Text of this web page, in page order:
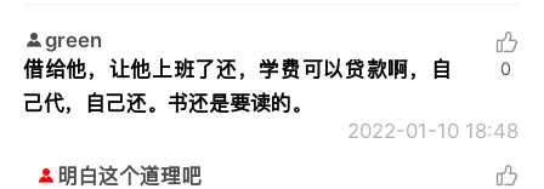
green
借给他，让他上班了还，学费可以贷款啊，自
己代，自己还。书还是要读的。
2022-01-10 18:48
0
明白这个道理吧